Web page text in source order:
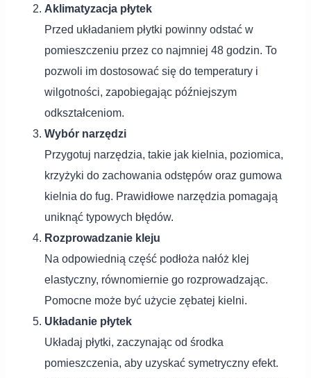
Aklimatyzacja płytek
Przed układaniem płytki powinny odstać w
pomieszczeniu przez co najmniej 48 godzin. To
pozwoli im dostosować się do temperatury i
wilgotności, zapobiegając późniejszym
odkształceniom.
Wybór narzędzi
Przygotuj narzędzia, takie jak kielnia, poziomica,
krzyżyki do zachowania odstępów oraz gumowa
kielnia do fug. Prawidłowe narzędzia pomagają
uniknąć typowych błędów.
Rozprowadzanie kleju
Na odpowiednią część podłoża nałóż klej
elastyczny, równomiernie go rozprowadzając.
Pomocne może być użycie zębatej kielni.
Układanie płytek
Układaj płytki, zaczynając od środka
pomieszczenia, aby uzyskać symetryczny efekt.